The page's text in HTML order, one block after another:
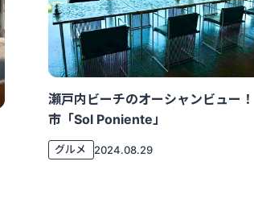
瀬戸内ビーチのオーシャンビュー
市「Sol Poniente」
グルメ 2024.08.29